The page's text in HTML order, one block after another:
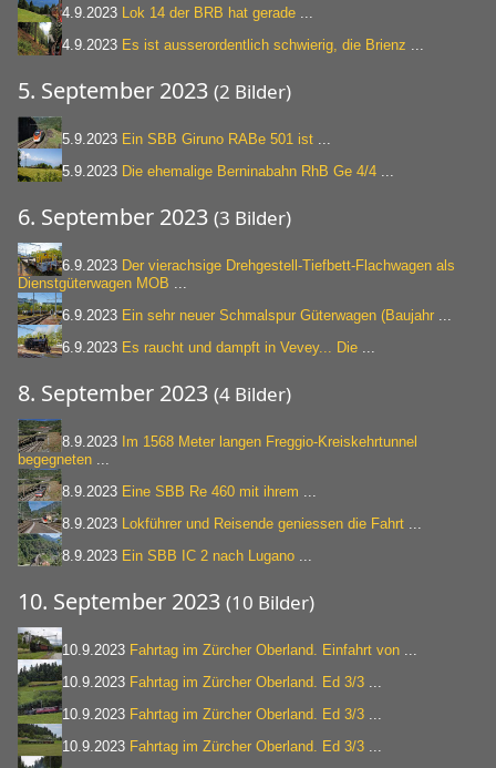
4.9.2023 Lok 14 der BRB hat gerade ...
4.9.2023 Es ist ausserordentlich schwierig, die Brienz ...
5. September 2023 (2 Bilder)
5.9.2023 Ein SBB Giruno RABe 501 ist ...
5.9.2023 Die ehemalige Berninabahn RhB Ge 4/4 ...
6. September 2023 (3 Bilder)
6.9.2023 Der vierachsige Drehgestell-Tiefbett-Flachwagen als
Dienstgüterwagen MOB ...
6.9.2023 Ein sehr neuer Schmalspur Güterwagen (Baujahr ...
6.9.2023 Es raucht und dampft in Vevey... Die ...
8. September 2023 (4 Bilder)
8.9.2023 Im 1568 Meter langen Freggio-Kreiskehrtunnel
begegneten ...
8.9.2023 Eine SBB Re 460 mit ihrem ...
8.9.2023 Lokführer und Reisende geniessen die Fahrt ...
8.9.2023 Ein SBB IC 2 nach Lugano ...
10. September 2023 (10 Bilder)
10.9.2023 Fahrtag im Zürcher Oberland. Einfahrt von ...
10.9.2023 Fahrtag im Zürcher Oberland. Ed 3/3 ...
10.9.2023 Fahrtag im Zürcher Oberland. Ed 3/3 ...
10.9.2023 Fahrtag im Zürcher Oberland. Ed 3/3 ...